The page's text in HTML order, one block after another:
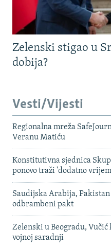
Zelenski stigao u
dobija?
Vesti/Vijesti
Regionalna mreža
Veranu Matiću
Konstitutivna sjednica
ponovo traži 'dodatno
Saudijska Arabija,
odbrambeni pakt
Zelenski u Beogradu, Vučić
vojnoj saradnji